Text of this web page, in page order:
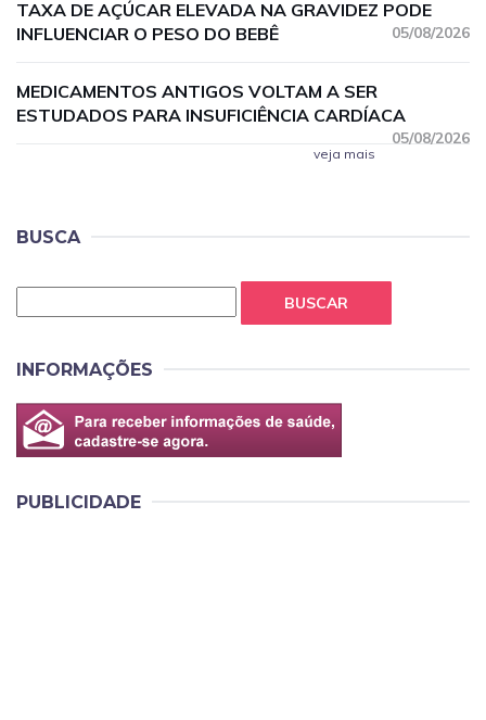
TAXA DE AÇÚCAR ELEVADA NA GRAVIDEZ PODE
INFLUENCIAR O PESO DO BEBÊ
05/08/2026
MEDICAMENTOS ANTIGOS VOLTAM A SER
ESTUDADOS PARA INSUFICIÊNCIA CARDÍACA
05/08/2026
veja mais
BUSCA
BUSCAR
INFORMAÇÕES
PUBLICIDADE